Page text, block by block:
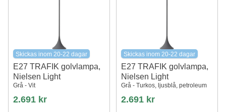
Skickas inom 20-22 dagar
E27 TRAFIK golvlampa,
Nielsen Light
Grå - Vit
2.691 kr
Skickas inom 20-22 dagar
E27 TRAFIK golvlampa,
Nielsen Light
Grå - Turkos, ljusblå, petroleum
2.691 kr